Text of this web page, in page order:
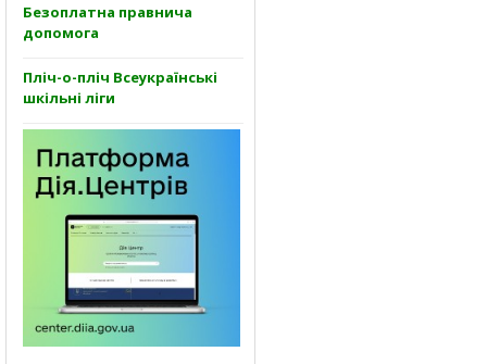
Безоплатна правнича
допомога
Пліч-о-пліч Всеукраїнські
шкільні ліги